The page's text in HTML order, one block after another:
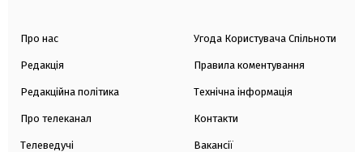
Про нас
Редакція
Редакційна політика
Про телеканал
Телеведучі
Угода Користувача Спільноти
Правила коментування
Технічна інформація
Контакти
Вакансії